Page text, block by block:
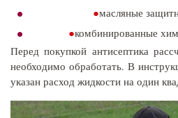
масляные
комбинированные
Перед покупкой антисептика
необходимо обработать. В
указан расход жидкости на один